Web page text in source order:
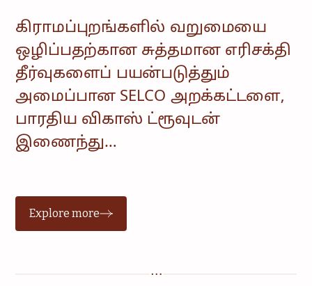
கிராமப்புறங்களில் வறுமையை
ஒழிப்பதற்கான சுத்தமான எரிசக்தி
தீர்வுகளைப் பயன்படுத்தும்
அமைப்பான SELCO அறக்கட்டளை,
பாரதிய விகாஸ் ட்ரூவுடன்
இணைந்து…
Explore more